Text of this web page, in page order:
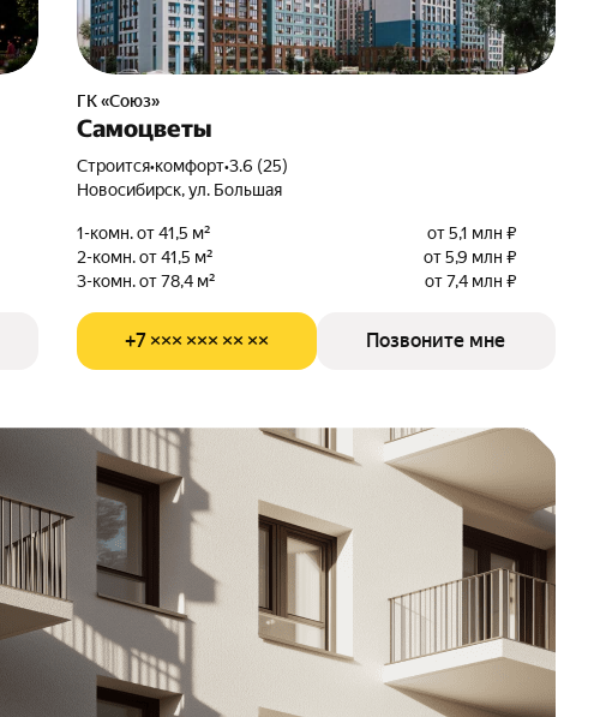
ГК «Союз»
Самоцветы
Строится•комфорт•3.6 (25)
Новосибирск, ул. Большая
1-комн. от 41,5 м²
от 5,1 млн ₽
2-комн. от 41,5 м²
от 5,9 млн ₽
3-комн. от 78,4 м²
от 7,4 млн ₽
+7 ××× ××× ×× ×× Позвоните мне